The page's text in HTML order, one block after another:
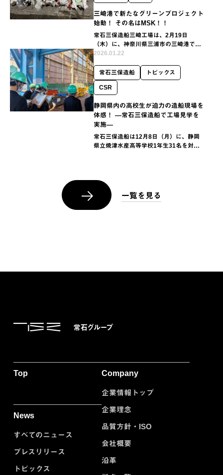
三崎港で新たなグリーンプロジェクト
始動！ その名はMSK！！
常石三保造船三崎工場は、2月19日
（木）に、神奈川県三浦市の三崎港で清
掃活動を実施しました。
2026.01.22
常石三保造船 トピックス
CSR
静岡県内の高校生が迫力の造船現場を
体感！ ―常石三保造船で工場見学を
実施―
常石三保造船は12月8日（月）に、静岡
県立焼津水産高等学校1年生31名を対象
年継続的に実施し…
一覧を見る
Top
News
すべてのニュース
プレスリリース
トピックス
Company
企業情報トップ
企業理念
品質方針・ISO
会社概要
沿革